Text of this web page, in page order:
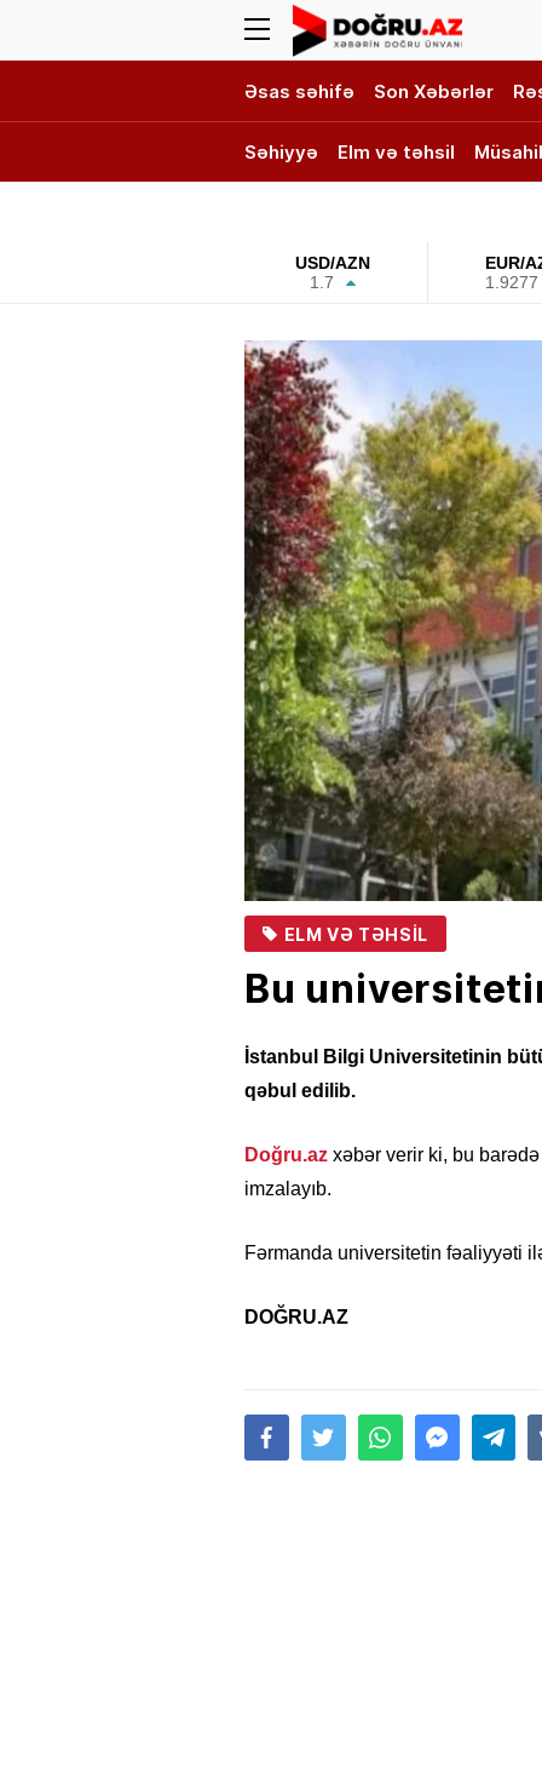
Əsas səhifə Son Xəbərlər
Səhiyyə Elm və təhsil
USD/AZN
1.7
EUR/
1.9277
ELM VƏ TƏHSIL
Bu
İstanbul Bilgi Universitetinin
qəbul edilib.
Doğru.az xəbər verir ki, bu
imzalayıb.
Fərmanda universitetin fəaliyyəti
DOĞRU.AZ